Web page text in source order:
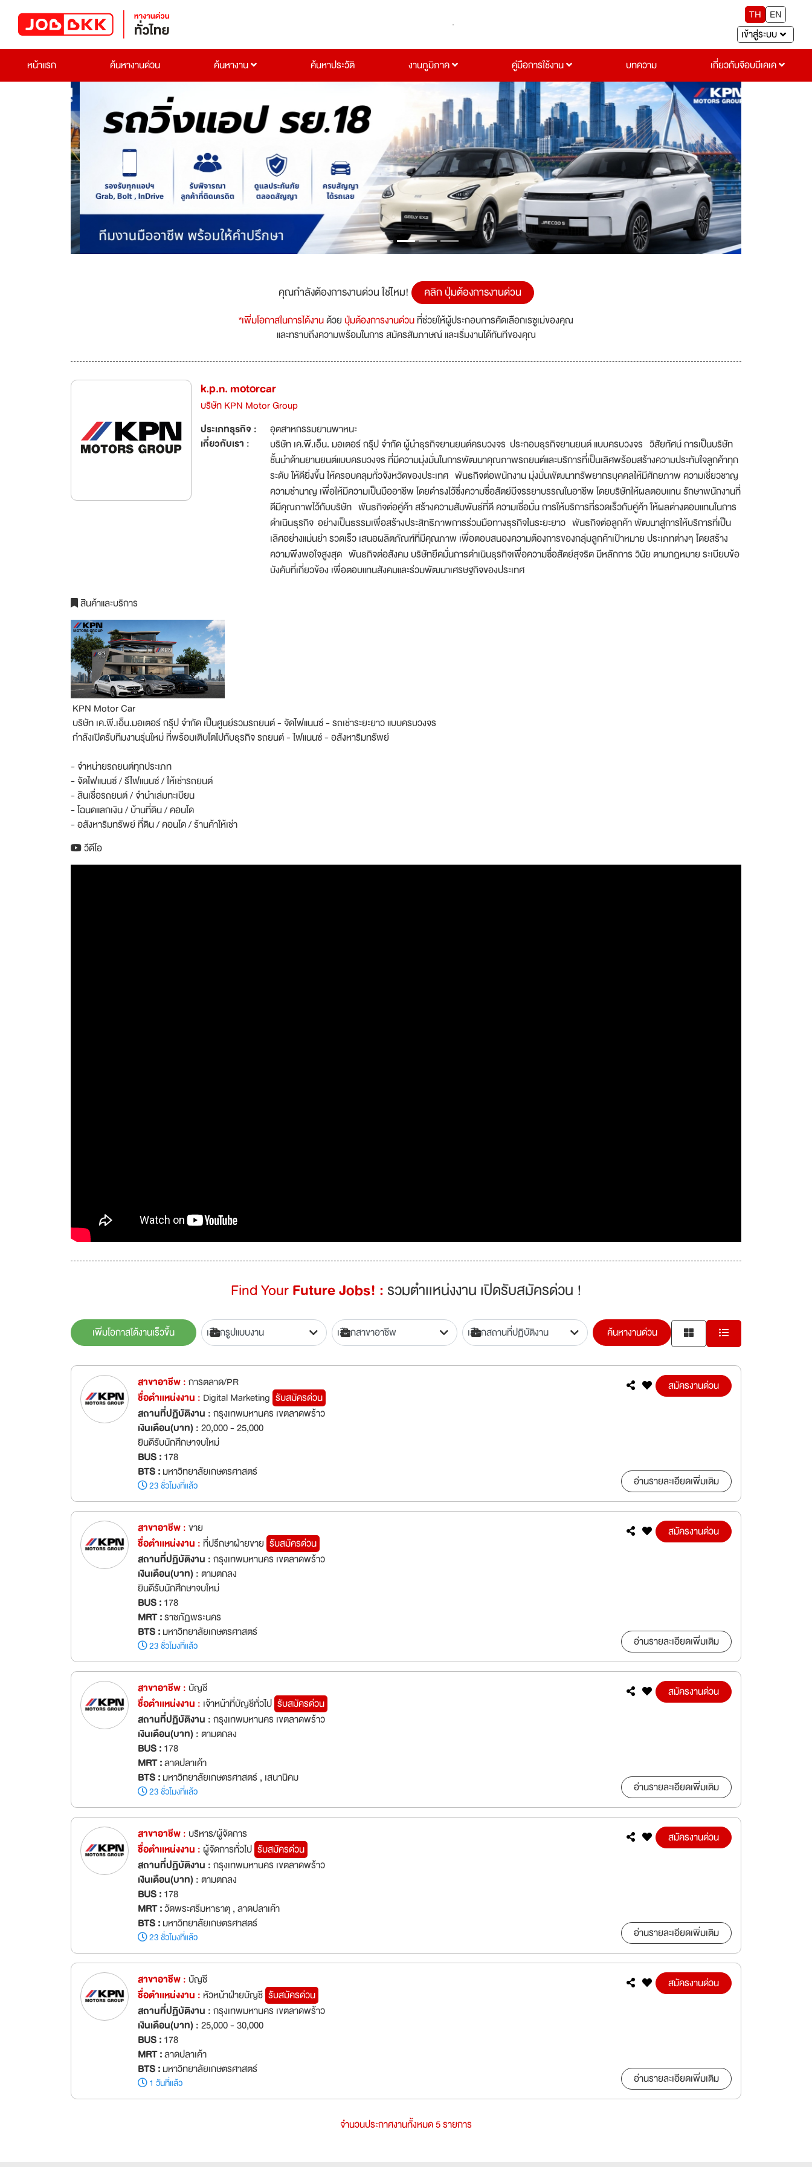
TH
EN
เข้าสู่ระบบ
หน้าแรก
ค้นหางานด่วน ค้นหางาน ค้นหาประวัติ งานภูมิภาค คู่มือการใช้งาน บทความ เกี่ยวกับจ๊อบบีเคเค
Previous Next
คุณกำลังต้องการงานด่วน ใช่ไหม! คลิก ปุ่มต้องการงานด่วน
*เพิ่มโอกาสในการได้งานด้วยปุ่มต้องการงานด่วนที่ช่วยให้ผู้ประกอบการคัดเลือกเรซูเม่ของคุณ
และทราบถึงความพร้อมในการ สมัครสัมภาษณ์ และเริ่มงานได้ทันทีของคุณ
k.p.n. motorcar
บริษัท KPN Motor Group
ประเภทธุรกิจ :
อุตสาหกรรมยานพาหนะ
เกี่ยวกับเรา :
บริษัท เค.พี.เอ็น. มอเตอร์ กรุ๊ป จำกัด ผู้นำธุรกิจยานยนต์ครบวงจร ประกอบธุรกิจยานยนต์ แบบครบวงจร วิสัยทัศน์ การเป็นบริษัท
ชั้นนำด้านยานยนต์แบบครบวงจร ที่มีความมุ่งมั่นในการพัฒนาคุณภาพรถยนต์และบริการที่เป็นเลิศพร้อมสร้างความประทับใจลูกค้าทุก
ระดับ ให้ดียิ่งขึ้น ให้ครอบคลุมทั่วจังหวัดของประเทศ พันธกิจต่อพนักงาน มุ่งมั่นพัฒนาทรัพยากรบุคคลให้มีศักยภาพ ความเชี่ยวชาญ
ความชำนาญ เพื่อให้มีความเป็นมืออาชีพ โดยดำรงไว้ซึ่งความซื่อสัตย์มีจรรยาบรรณในอาชีพ โดยบริษัทให้ผลตอบแทน รักษาพนักงานที่
ดีมีคุณภาพไว้กับบริษัท พันธกิจต่อคู่ค้า สร้างความสัมพันธ์ที่ดี ความเชื่อมั่น การให้บริการที่รวดเร็วกับคู่ค้า ให้ผลต่างตอบแทนในการ
ดำเนินธุรกิจ อย่างเป็นธรรมเพื่อสร้างประสิทธิภาพการร่วมมือทางธุรกิจในระยะยาว พันธกิจต่อลูกค้า พัฒนาสู่การให้บริการที่เป็น
เลิศอย่างแม่นยำ รวดเร็ว เสนอผลิตภัณฑ์ที่มีคุณภาพ เพื่อตอบสนองความต้องการของกลุ่มลูกค้าเป้าหมาย ประเภทต่างๆ โดยสร้าง
ความพึงพอใจสูงสุด พันธกิจต่อสังคม บริษัทยึดมั่นการดำเนินธุรกิจเพื่อความซื่อสัตย์สุจริต มีหลักการ วินัย ตามกฎหมาย ระเบียบข้อ
บังคับที่เกี่ยวข้อง เพื่อตอบแทนสังคมและร่วมพัฒนาเศรษฐกิจของประเทศ
สินค้าและบริการ
KPN Motor Car
บริษัท เค.พี.เอ็น.มอเตอร์ กรุ๊ป จำกัด เป็นศูนย์รวมรถยนต์ - จัดไฟแนนซ์ - รถเช่าระยะยาว แบบครบวงจร
กำลังเปิดรับทีมงานรุ่นใหม่ ที่พร้อมเติบโตไปกับธุรกิจ รถยนต์ - ไฟแนนซ์ - อสังหาริมทรัพย์
- จำหน่ายรถยนต์ทุกประเภท
- จัดไฟแนนซ์ / รีไฟแนนซ์ / ให้เช่ารถยนต์
- สินเชื่อรถยนต์ / จำนำเล่มทะเบียน
- โฉนดแลกเงิน / บ้านที่ดิน / คอนโด
- อสังหาริมทรัพย์ ที่ดิน / คอนโด / ร้านค้าให้เช่า
วีดีโอ
Find YourFuture Jobs! :รวมตำเเหน่งงาน เปิดรับสมัครด่วน !
เพิ่มโอกาสได้งานเร็วขึ้น ค้นหางานด่วน
สาขาอาชีพ :การตลาด/PR
ชื่อตำเเหน่งงาน : Digital Marketing รับสมัครด่วน
สถานที่ปฏิบัติงาน :กรุงเทพมหานคร เขตลาดพร้าว
เงินเดือน(บาท) :20,000 - 25,000
ยินดีรับนักศึกษาจบใหม่
BUS :178
BTS :มหาวิทยาลัยเกษตรศาสตร์
23 ชั่วโมงที่แล้ว
สมัครงานด่วน
อ่านรายละเอียดเพิ่มเติม
สาขาอาชีพ :ขาย
ชื่อตำเเหน่งงาน :ที่ปรึกษาฝ่ายขาย รับสมัครด่วน
สถานที่ปฏิบัติงาน :กรุงเทพมหานคร เขตลาดพร้าว
เงินเดือน(บาท) :ตามตกลง
ยินดีรับนักศึกษาจบใหม่
BUS :178
MRT :ราชภัฏพระนคร
BTS :มหาวิทยาลัยเกษตรศาสตร์
23 ชั่วโมงที่แล้ว
สมัครงานด่วน
อ่านรายละเอียดเพิ่มเติม
สาขาอาชีพ :บัญชี
ชื่อตำเเหน่งงาน : เจ้าหน้าที่บัญชีทั่วไป รับสมัครด่วน
สถานที่ปฏิบัติงาน :กรุงเทพมหานคร เขตลาดพร้าว
เงินเดือน(บาท) :ตามตกลง
BUS :178
MRT :ลาดปลาเค้า
BTS :มหาวิทยาลัยเกษตรศาสตร์ , เสนานิคม
23 ชั่วโมงที่แล้ว
สมัครงานด่วน
อ่านรายละเอียดเพิ่มเติม
สาขาอาชีพ :บริหาร/ผู้จัดการ
ชื่อตำเเหน่งงาน :ผู้จัดการทั่วไป รับสมัครด่วน
สถานที่ปฏิบัติงาน :กรุงเทพมหานคร เขตลาดพร้าว
เงินเดือน(บาท) :ตามตกลง
BUS :178
MRT :วัดพระศรีมหาธาตุ , ลาดปลาเค้า
BTS :มหาวิทยาลัยเกษตรศาสตร์
23 ชั่วโมงที่แล้ว
สมัครงานด่วน
อ่านรายละเอียดเพิ่มเติม
สาขาอาชีพ :บัญชี
ชื่อตำเเหน่งงาน :หัวหน้าฝ่ายบัญชี รับสมัครด่วน
สถานที่ปฏิบัติงาน :กรุงเทพมหานคร เขตลาดพร้าว
เงินเดือน(บาท) :25,000 - 30,000
BUS :178
MRT :ลาดปลาเค้า
BTS :มหาวิทยาลัยเกษตรศาสตร์
1 วันที่แล้ว
สมัครงานด่วน
อ่านรายละเอียดเพิ่มเติม
จำนวนประกาศงานทั้งหมด 5 รายการ